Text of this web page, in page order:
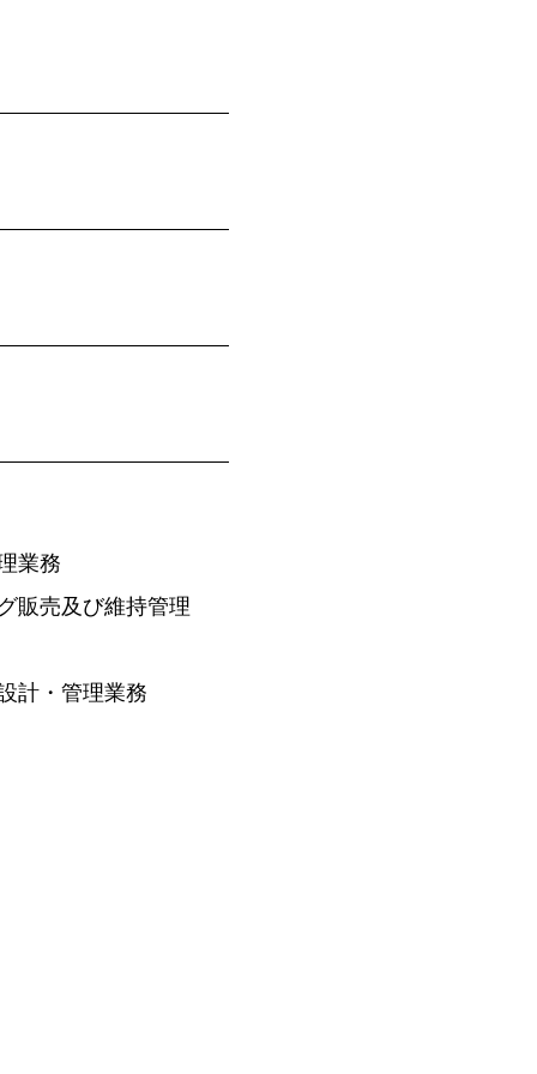
業務
販売及び維持管理
計・管理業務